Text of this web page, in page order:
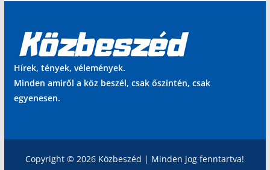
Hírek, tények, vélemények.
Minden amiről a köz beszél, csak őszintén, csak
egyenesen.
Copyright © 2026 Közbeszéd | Minden jog fenntartva!